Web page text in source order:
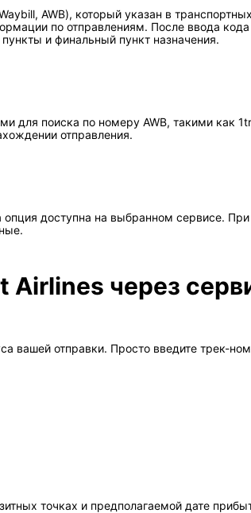
AWB), который указан в
по отправлениям. После ввода кода
и финальный пункт назначения.
для поиска по номеру AWB, такими как
отправления.
доступна на выбранном сервисе.
Airlines через
вашей отправки. Просто введите трек-
точках и предполагаемой дате